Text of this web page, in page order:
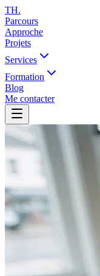
TH.
Parcours
Approche
Projets
Services
Formation
Blog
Me contacter